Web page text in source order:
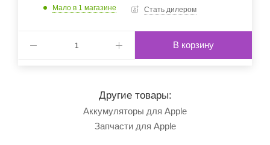
Мало в 1 магазине Стать дилером
В корзину
Другие товары:
Аккумуляторы для Apple
Запчасти для Apple